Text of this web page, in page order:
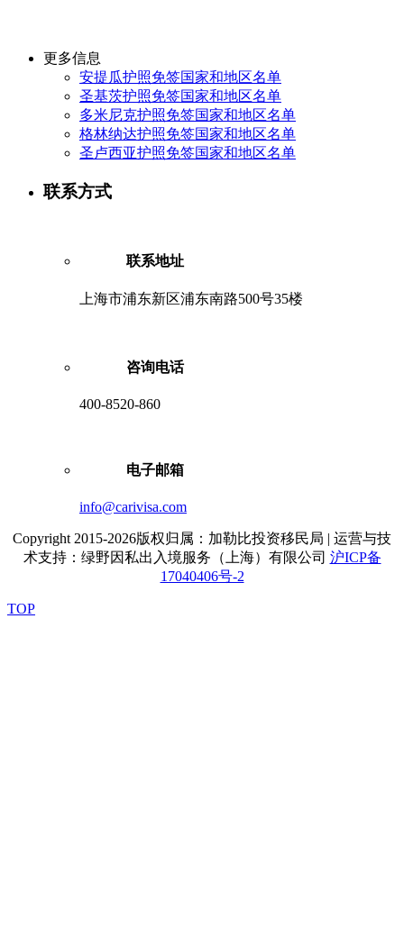
更多信息
安提瓜护照免签国家和地区名单
圣基茨护照免签国家和地区名单
多米尼克护照免签国家和地区名单
格林纳达护照免签国家和地区名单
圣卢西亚护照免签国家和地区名单
联系方式
联系地址
上海市浦东新区浦东南路500号35楼
咨询电话
400-8520-860
电子邮箱
info@carivisa.com
Copyright 2015-2026版权归属：加勒比投资移民局 | 运营与技
术支持：绿野因私出入境服务（上海）有限公司 沪ICP备
17040406号-2
TOP